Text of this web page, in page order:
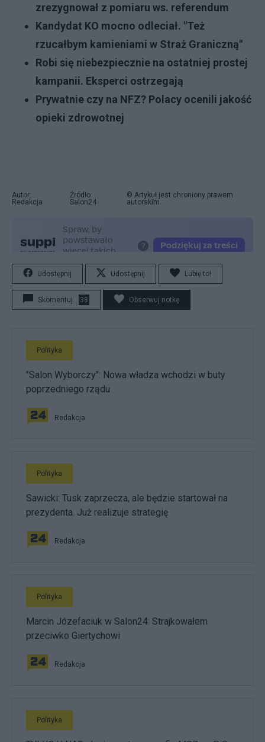
zrezygnował z pomiaru ws. referendum
Kandydat KO mocno odleciał. "Też
rzucałbym kamieniami w Straż Graniczną"
Robi się niebezpiecznie na ostatniej prostej
kampanii. Eksperci ostrzegają
Prywatnie czy na NFZ? Polacy ocenili jakość
opieki zdrowotnej
Autor:
Redakcja
Źródło:
Salon24
© Artykuł jest chroniony prawem
autorskim.
Udostępnij Udostępnij Lubię to!
Skomentuj 38 Obserwuj notkę
Polityka
"Salon Wyborczy": Nowa władza wchodzi w buty
poprzedniego rządu
Redakcja
Polityka
Sawicki: Tusk zaprzecza, ale będzie startował na
prezydenta. Już realizuje strategię
Redakcja
Polityka
Marcin Józefaciuk w Salon24: Strajkowałem
przeciwko Giertychowi
Redakcja
Polityka